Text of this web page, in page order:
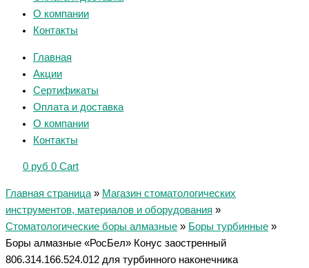
О компании
Контакты
Главная
Акции
Сертификаты
Оплата и доставка
О компании
Контакты
0 руб 0 Cart
Главная страница » Магазин стоматологических
инструментов, материалов и оборудования »
Стоматологические боры алмазные » Боры турбинные »
Боры алмазные «РосБел» Конус заостренный
806.314.166.524.012 для турбинного наконечника